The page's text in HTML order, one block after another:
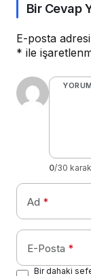
Bir Cevap
E-posta
* ile
0/30
Ad *
E-Posta *
Bir dahaki